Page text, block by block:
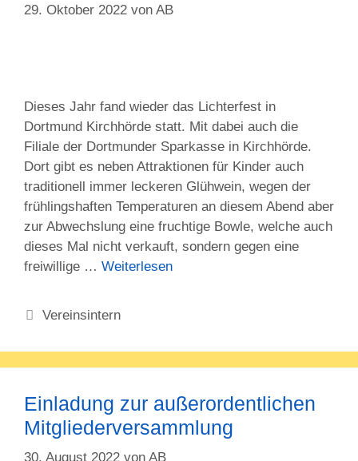
29. Oktober 2022 von AB
Dieses Jahr fand wieder das Lichterfest in
Dortmund Kirchhörde statt. Mit dabei auch die
Filiale der Dortmunder Sparkasse in Kirchhörde.
Dort gibt es neben Attraktionen für Kinder auch
traditionell immer leckeren Glühwein, wegen der
frühlingshaften Temperaturen an diesem Abend aber
zur Abwechslung eine fruchtige Bowle, welche auch
dieses Mal nicht verkauft, sondern gegen eine
freiwillige … Weiterlesen
Kategorien
Vereinsintern
Einladung zur außerordentlichen
Mitgliederversammlung
30. August 2022 von AB